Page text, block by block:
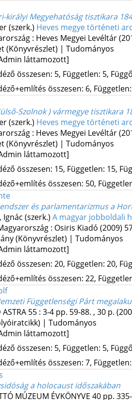
királyi Megyehatóság tisztikara
(szerk.) Heves megye történeti
: Heves Megyei Levéltár
(Könyvrészlet) | Tudományos
láttamozott]
összesen: 5, Független: 5,
összesen: 6,
Szolnok ) vármegye tisztikara
(szerk.) Heves megye történeti
: Heves Megyei Levéltár
(Könyvrészlet) | Tudományos
láttamozott]
összesen: 15, Független: 15,
összesen: 50,
és parlamentarizmus a
Ignác (szerk.) A magyar jobboldali
: Osiris Kiadó (2009)
(Könyvrészlet) | Tudományos
láttamozott]
összesen: 20, Független: 20,
összesen: 22,
Függetlenségi Párt
ASTRA 55: 3-4 pp. 59-88. , 30 p.
| Tudományos
láttamozott]
összesen: 5, Független: 5,
összesen: 7,
a holocaust időszakában
MÚZEUM ÉVKÖNYVE 40 pp.